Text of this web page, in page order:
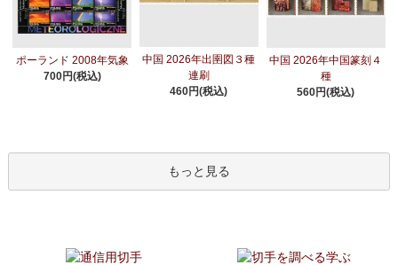
ポーランド 2008年気象
700円(税込)
中国 2026年出圉図３種
連刷
460円(税込)
中国 2026年中国篆刻４
種
560円(税込)
もっと見る